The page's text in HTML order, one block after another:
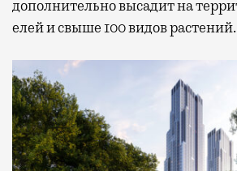
дополнительно высадит на
елей и свыше 100 видов растений.